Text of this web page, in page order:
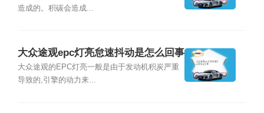
造成的。积碳会造成...
大众途观epc灯亮怠速抖动是怎么回事
大众途观的EPC灯亮一般是由于发动机积炭严重
导致的,引擎的动力来...